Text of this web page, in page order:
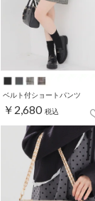
ベルト付ショートパンツ
￥2,680 税込